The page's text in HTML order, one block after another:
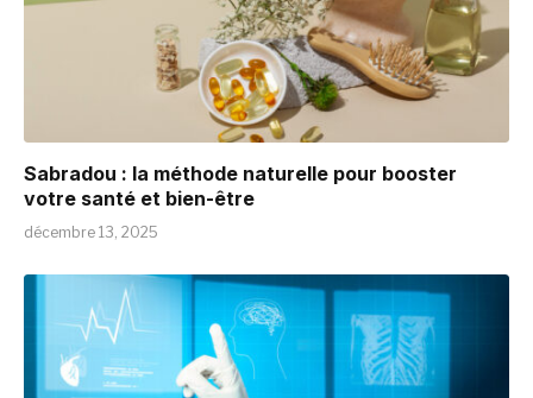
Sabradou : la méthode naturelle pour booster
votre santé et bien-être
décembre 13, 2025